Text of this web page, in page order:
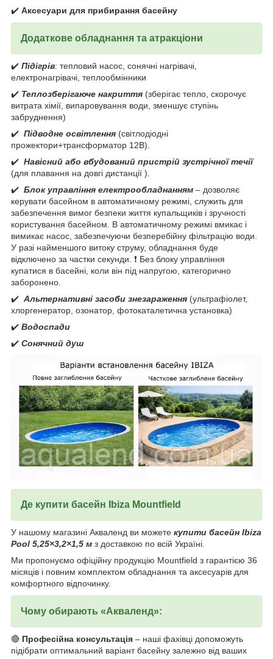
✔️ Аксесуари для прибирання басейну
Додаткове обладнання та атракціони
✔️ Підігрів: тепловий насос, сонячні нагрівачі,
електронагрівачі, теплообмінники
✔️ Теплозберігаюче накриття (зберігає тепло, скорочує
витрата хімії, випаровування води, зменшує ступінь
забруднення)
✔️ Підводне освітлення (світлодіодні
прожектори+трансформатор 12В).
✔️ Навісний або вбудований пристрій зустрічної течії
(для плавання на довгі дистанції ).
✔️ Блок управління електрообладнанням – дозволяє
керувати басейном в автоматичному режимі, служить для
забезпечення вимог безпеки життя купальщиків і зручності
користування басейном. В автоматичному режимі вмикає і
вимикає насос, забезпечуючи безперебійну фільтрацію води.
У разі найменшого витоку струму, обладнання буде
відключено за частки секунди. ❗ Без блоку управління
купатися в басейні, коли він під напругою, категорично
заборонено.
✔️ Альтернативні засоби знезараження (ультрафіолет,
хлоргенератор, озонатор, фотокаталетична установка)
✔️ Водоспади
✔️ Сонячний душ
Де купити басейн Ibiza Mountfield
У нашому магазині Акваленд ви можете купити басейн Ibiza
Pool 5,25×3,2×1,5 м з доставкою по всій Україні.
Ми пропонуємо офіційну продукцію Mountfield з гарантією 36
місяців і повним комплектом обладнання та аксесуарів для
комфортного відпочинку.
Чому обирають «Акваленд»:
🔴 Професійна консультація – наші фахівці допоможуть
підібрати оптимальний варіант басейну залежно від ваших